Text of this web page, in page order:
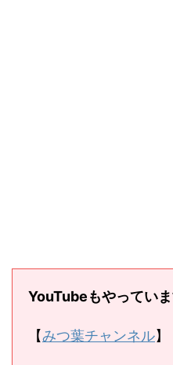
YouTubeもやっていま
【みつ葉チャンネル】